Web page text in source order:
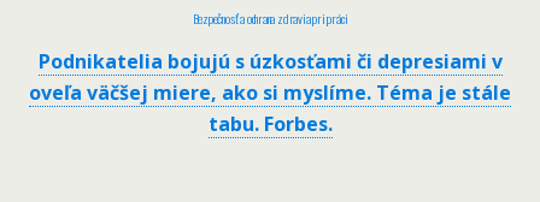
Bezpečnosť a ochrana zdravia pri práci
Podnikatelia bojujú s úzkosťami či depresiami v
oveľa väčšej miere, ako si myslíme. Téma je stále
tabu. Forbes.